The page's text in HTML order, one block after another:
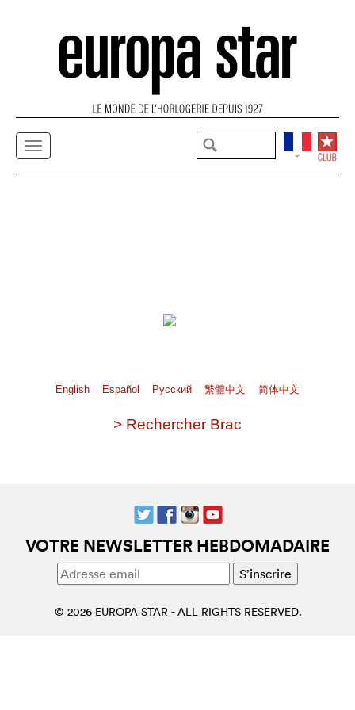
English Español Pусский 繁體中文 简体中文
> Rechercher Brac
VOTRE NEWSLETTER HEBDOMADAIRE
© 2026 EUROPA STAR - ALL RIGHTS RESERVED.